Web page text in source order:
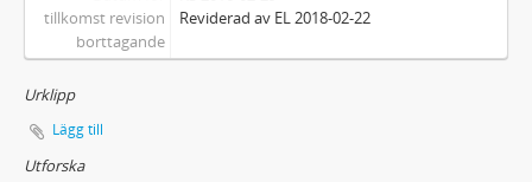
tillkomst revision
borttagande
Reviderad av EL 2018-02-22
Urklipp
Lägg till
Utforska